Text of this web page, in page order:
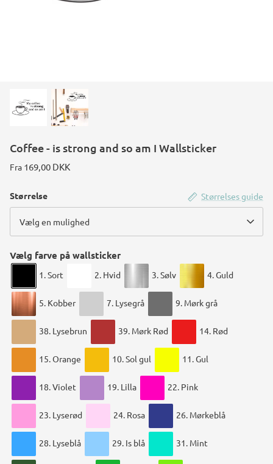
Coffee - is strong and so am I Wallsticker
Fra 169,00 DKK
Størrelses guide
Størrelse
Vælg en mulighed
Vælg farve på wallsticker
1. Sort 2. Hvid 3. Sølv 4. Guld
5. Kobber 7. Lysegrå 9. Mørk grå
38. Lysebrun 39. Mørk Rød 14. Rød
15. Orange 10. Sol gul 11. Gul
18. Violet 19. Lilla 22. Pink
23. Lyserød 24. Rosa 26. Mørkeblå
28. Lyseblå 29. Is blå 31. Mint